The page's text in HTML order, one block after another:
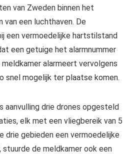
van Zweden binnen het
een luchthaven. De
een vermoedelijke hartstilstand
een getuige het alarmnummer
alarmeert vervolgens
snel mogelijk ter plaatse komen.
aanvulling drie drones opgesteld
elk met een vliegbereik van 5
drie gebieden een vermoedelijke
de meldkamer ook een